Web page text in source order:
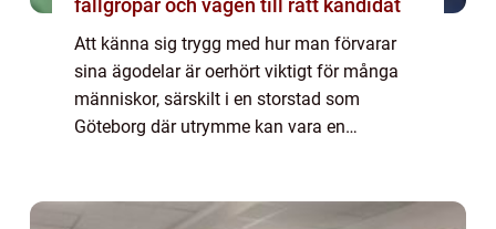
fallgropar och vägen till rätt kandidat
Att känna sig trygg med hur man förvarar
sina ägodelar är oerhört viktigt för många
människor, särskilt i en storstad som
Göteborg där utrymme kan vara en